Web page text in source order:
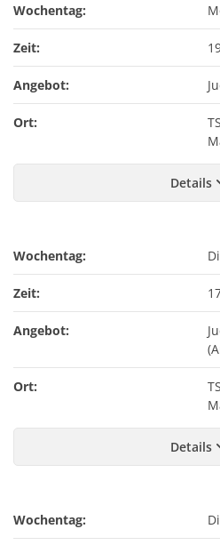
Wochentag:
Zeit:
Angebot:
Ort:
Details
Wochentag:
Zeit:
Angebot:
Ort:
Details
Wochentag: